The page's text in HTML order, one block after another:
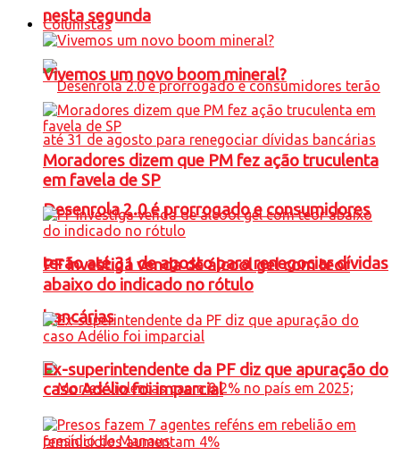
nesta segunda
Desenrola 2.0 é prorrogado e consumidores
terão até 31 de agosto para renegociar dívidas
bancárias
Colunistas
Vivemos um novo boom mineral?
Moradores dizem que PM fez ação truculenta
em favela de SP
PF investiga venda de álcool gel com teor
abaixo do indicado no rótulo
Ex-superintendente da PF diz que apuração do
caso Adélio foi imparcial